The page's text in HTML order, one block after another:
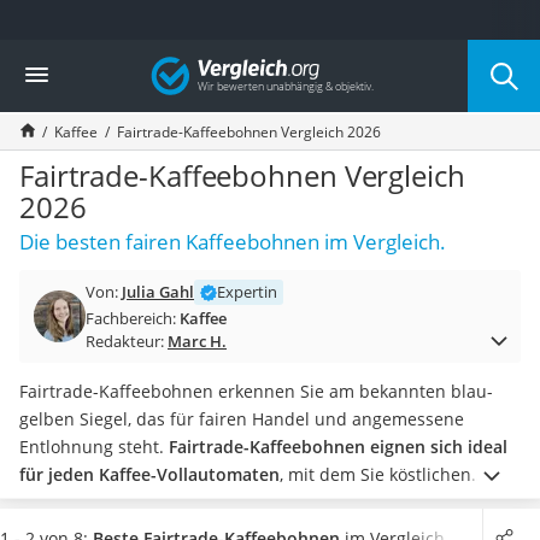
Die beliebtesten Vergleiche nach Kategorie
Lebensmittel
Schwarzkümmelöl
Knäckebrot
Schwarzkümmelöl-Kapseln
Manukahonig
Eiklar
Astronautenkost
Schwarzkümmelöl bio
Sardinen
Gemüsebrühe
Eiskaffee-Pulver
Irischer Whiskey
Grapefruitkernextrakt
Matcha-Set
Vergleich
Kaffee Fairtrade-Kaffeebohnen Vergleich 2026
Fairtrade-Kaffeebohnen Vergleich
2026
Die besten fairen Kaffeebohnen im Vergleich.
Von: Julia Gahl
Expertin
Fachbereich: Kaffee
Redakteur: Marc H.
Fairtrade-Kaffeebohnen erkennen Sie am bekannten blau-
gelben Siegel, das für fairen Handel und angemessene
Entlohnung steht. Fairtrade-Kaffeebohnen eignen sich ideal
für jeden Kaffee-Vollautomaten, mit dem Sie köstlichen
Espressooder Café Crème herstellen können. Laut
verschiedener Tests im Internet werden die meisten